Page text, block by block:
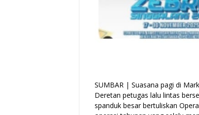
SUMBAR | Suasana pagi di
Deretan petugas lalu lintas
spanduk besar bertuliskan